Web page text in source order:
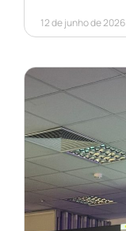
12 de junho de 2026